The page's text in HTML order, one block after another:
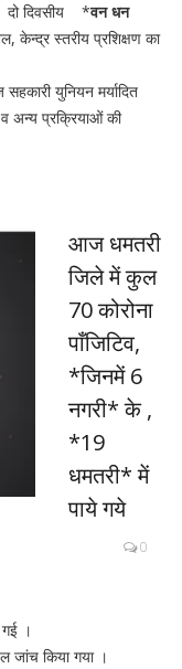
दो दिवसीय *वन धन
स्तरीय प्रशिक्षण का
युनियन मर्यादित
अन्य प्रक्रियाओं की
आज धमतरी
जिले में कुल
70 कोरोना
पाँजिटिव,
*जिनमें 6
नगरी* के ,
*19
धमतरी* में
पाये गये
0
।
जांच किया गया ।